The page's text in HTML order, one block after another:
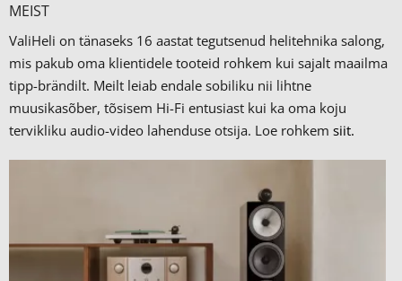
MEIST
ValiHeli on tänaseks 16 aastat tegutsenud helitehnika salong,
mis pakub oma klientidele tooteid rohkem kui sajalt maailma
tipp-brändilt. Meilt leiab endale sobiliku nii lihtne
muusikasõber, tõsisem Hi-Fi entusiast kui ka oma koju
tervikliku audio-video lahenduse otsija. Loe rohkem siit.